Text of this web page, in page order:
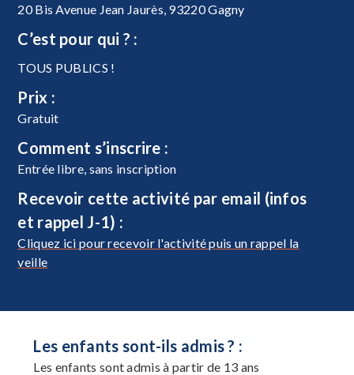
20 Bis Avenue Jean Jaurès, 93220 Gagny
C’est pour qui ? :
TOUS PUBLICS !
Prix :
Gratuit
Comment s’inscrire :
Entrée libre, sans inscription
Recevoir cette activité par email (infos
et rappel J-1) :
Cliquez ici pour recevoir l'activité puis un rappel la
veille
Les enfants sont-ils admis ? :
Les enfants sont admis à partir de 13 ans